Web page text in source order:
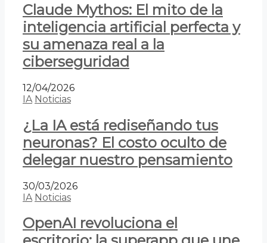
Claude Mythos: El mito de la
inteligencia artificial perfecta y
su amenaza real a la
ciberseguridad
12/04/2026
IA Noticias
¿La IA está rediseñando tus
neuronas? El costo oculto de
delegar nuestro pensamiento
30/03/2026
IA Noticias
OpenAI revoluciona el